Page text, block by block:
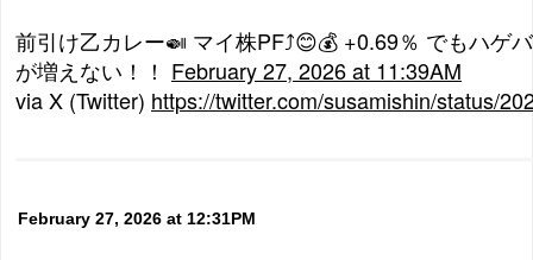
前引け乙カレー🍛 マイ株PF⤴😊💰 +0.69％ でもハゲ
が増えない！！ February 27, 2026 at 11:39AM
via X (Twitter) https://twitter.com/susamishin/status/
February 27, 2026 at 12:31PM